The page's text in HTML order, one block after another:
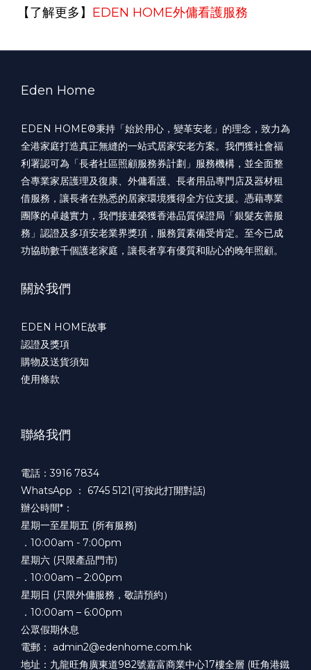
【了解更多】 EDEN HOME外傭看護服務
Eden Home
EDEN HOME®️秉持「始於用心，變革安老」的理念，致力為
全港家庭打造真正無縫的一站式居家安老方案。我們獲社會福
利署認可為「長者社區照顧服務券計劃」服務機構，並全面整
合專業家居護理及復康、外傭看護、長者用品專門店及器材租
借服務，讓長者在熟悉的居家環境獲得全方位支援。憑藉專業
團隊的卓越實力，我們接連榮獲香港品質保證局「銀髮友善服
務」認證及多項安老業界獎項，服務質素備受肯定。至今已成
功協助數千個護老家庭，讓長者享有優質和貼心的晚年照顧。
關於我們
EDEN HOME故事
認證及獎項
購物及送貨須知
使用條款
聯絡我們
電話：3916 7834
WhatsApp ： 6745 5121(可按此打開對話)
辦公時間*：
星期一至星期五 (所有服務)
．10:00am - 7:00pm
星期六 (只限產品門市)
．10:00am – 2:00pm
星期日 (只限外傭服務，敬請預約）
．10:00am – 6:00pm
公眾假期休息
電郵： admin2@edenhome.com.hk
地址：九龍旺角廣東道982號嘉富商業中心17樓全層 (旺角港鐵